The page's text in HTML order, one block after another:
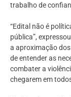
trabalho de
“Edital não é
pública”,
a aproximação
de entender as
combater a
chegarem em